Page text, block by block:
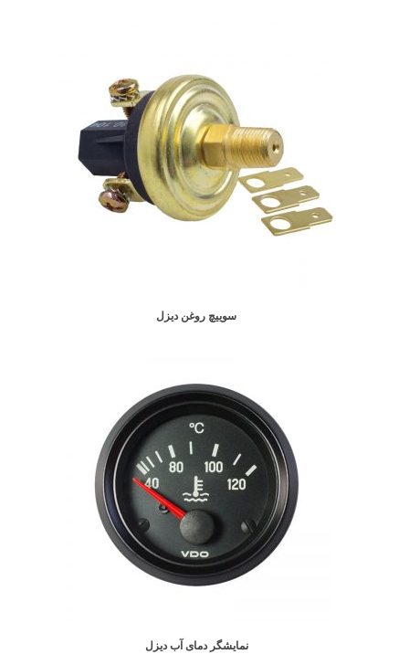
سوییچ روغن دیزل
نمایشگر دمای آب دیزل